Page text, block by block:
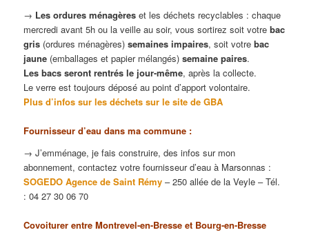
→ Les ordures ménagères et les déchets recyclables : chaque
mercredi avant 5h ou la veille au soir, vous sortirez soit votrebac
gris (ordures ménagères)semaines impaires, soit votrebac
jaune (emballages et papier mélangés)semaine paires.
Les bacs seront rentrés le jour-même, après la collecte.
Le verre est toujours déposé au point d’apport volontaire.
Plus d’infos sur les déchets sur le site de GBA
Fournisseur d’eau dans ma commune :
→ J’emménage, je fais construire, des infos sur mon
abonnement, contactez votre fournisseur d’eau à Marsonnas :
SOGEDO Agence de Saint Rémy – 250 allée de la Veyle – Tél.
: 04 27 30 06 70
Covoiturer entre Montrevel-en-Bresse et Bourg-en-Bresse